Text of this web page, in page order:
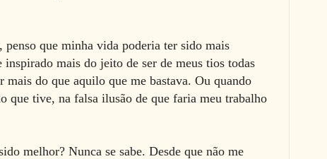
que minha vida poderia ter sido mais
mais do jeito de ser de meus tios todas
mais do que aquilo que me bastava. Ou quando
que tive, na falsa ilusão de que faria meu trabalho
melhor? Nunca se sabe. Desde que não me